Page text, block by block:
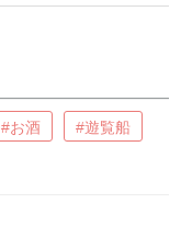
#お酒 #遊覧船